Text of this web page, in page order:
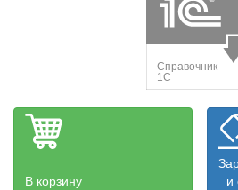
В корзину
и